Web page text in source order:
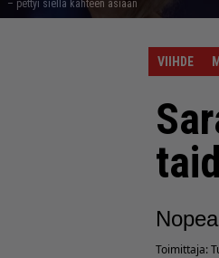
– pettyi siellä kahteen asiaan
VIIHDE
Toimittaja: